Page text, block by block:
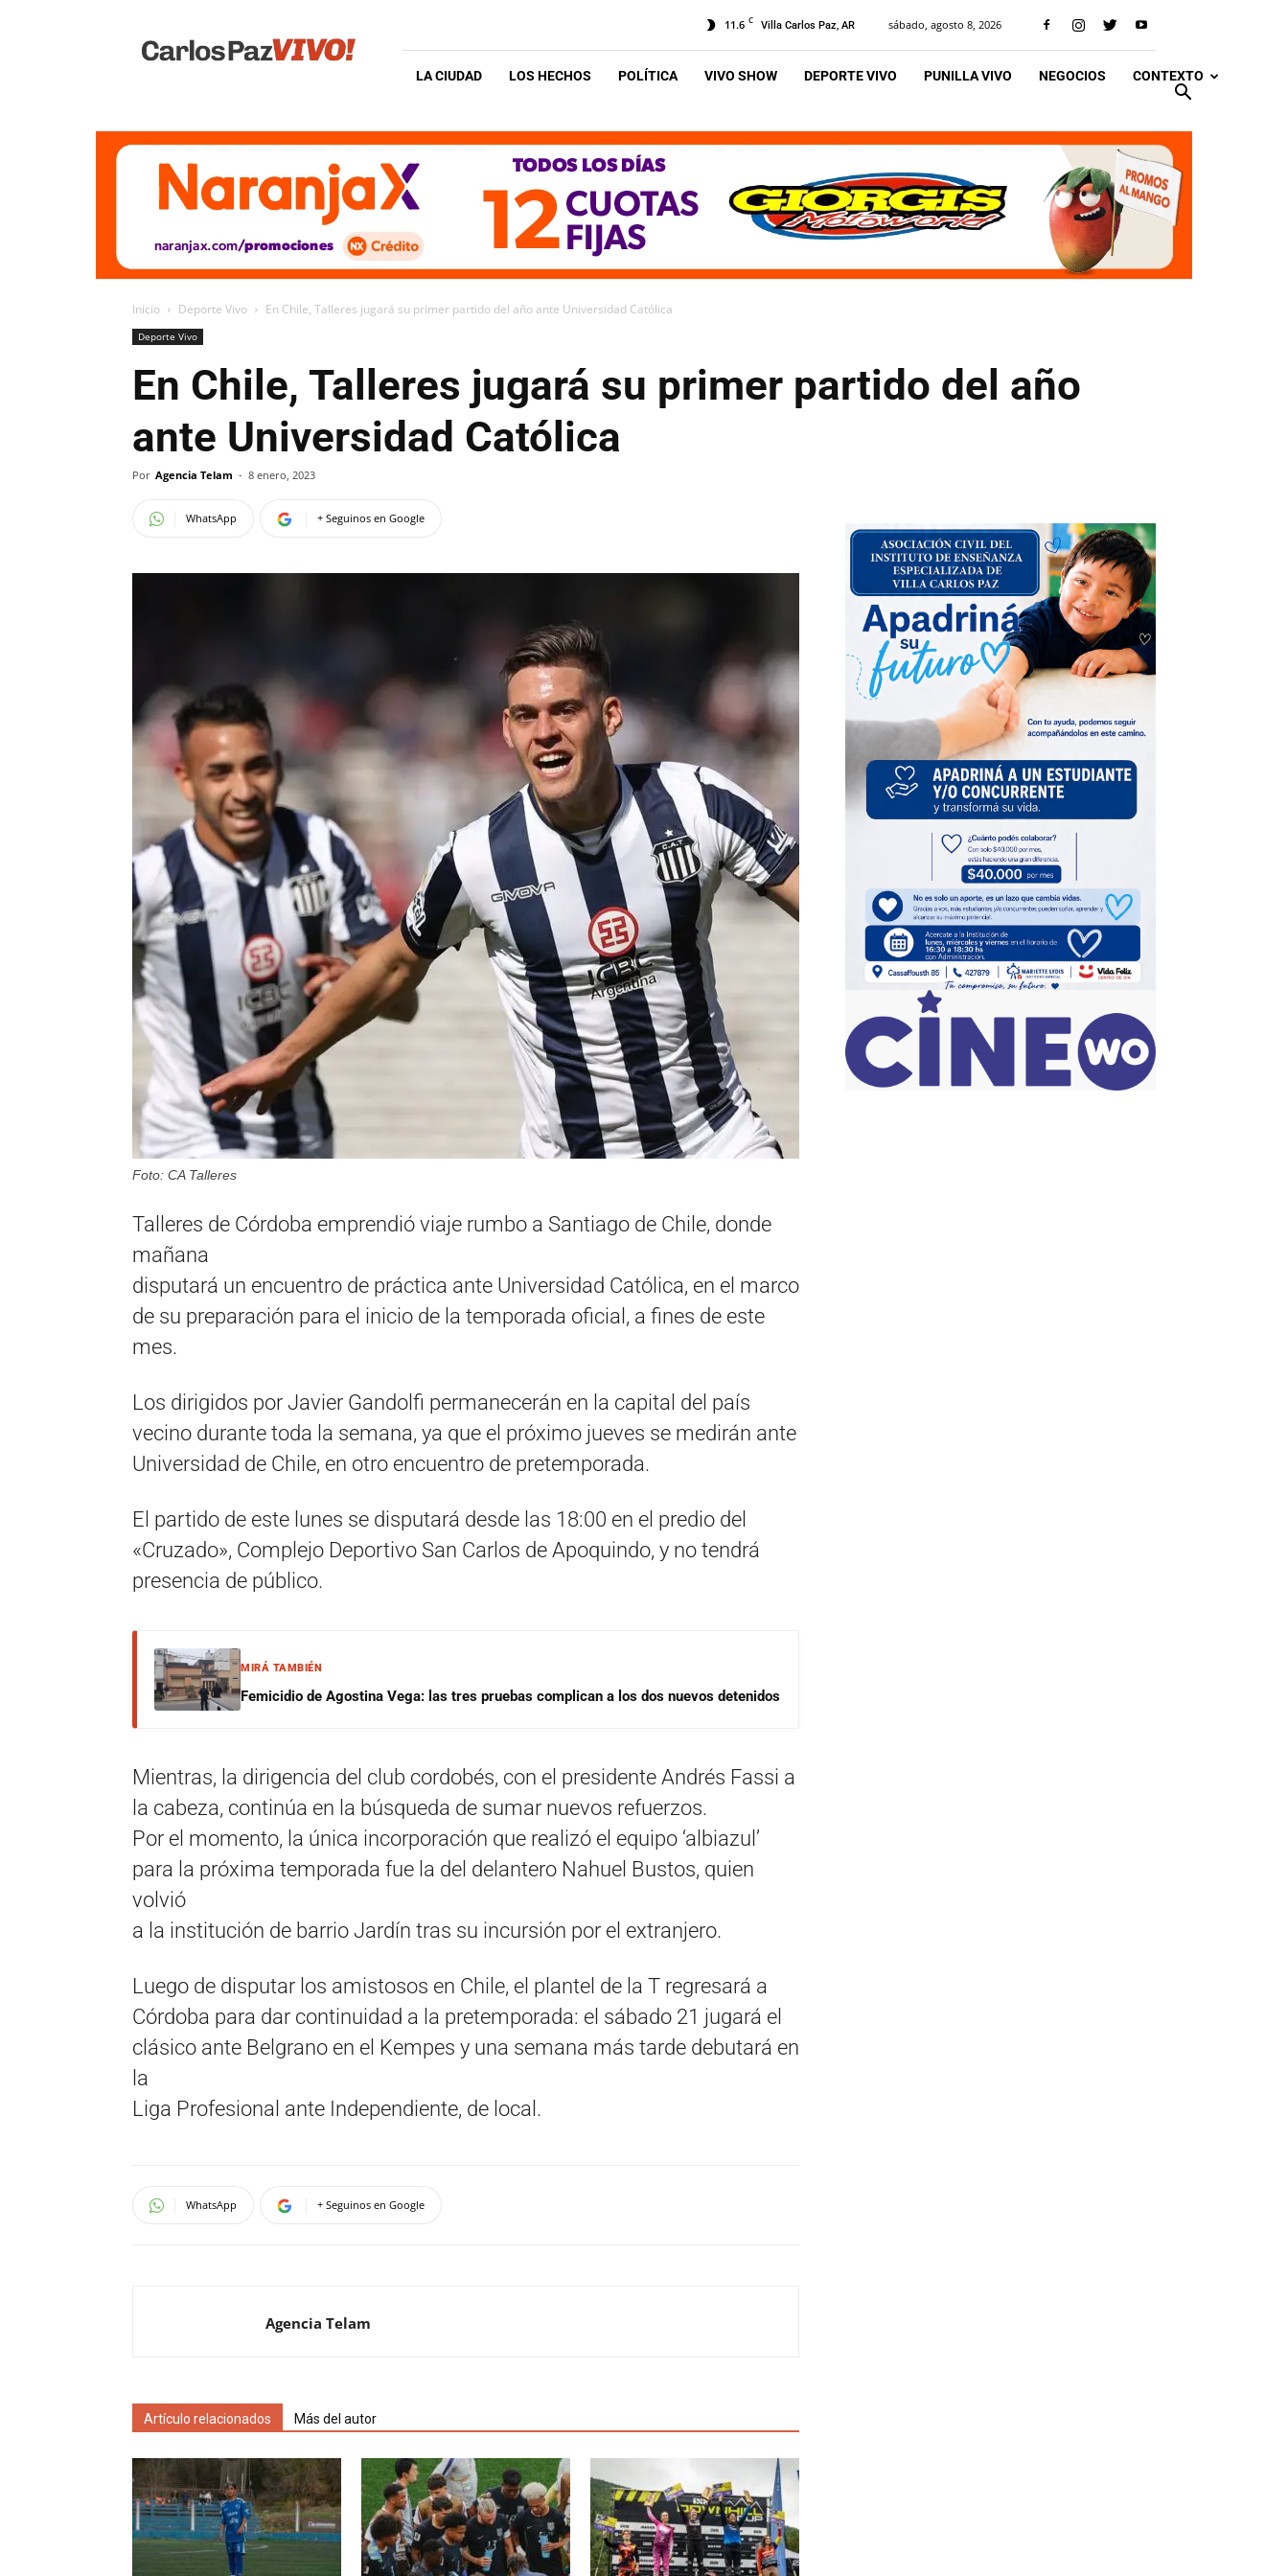
Vivo
11.6 C Villa Carlos Paz, AR sábado, agosto 8, 2026
LA CIUDAD LOS HECHOS POLÍTICA VIVO SHOW DEPORTE VIVO PUNILLA VIVO NEGOCIOS CONTEXTO
Inicio Deporte Vivo En Chile, Talleres jugará su primer partido del año ante Universidad Católica
Deporte Vivo
En Chile, Talleres jugará su primer partido del año
ante Universidad Católica
Por Agencia Telam - 8 enero, 2023
WhatsApp + Seguinos en Google
Foto: CA Talleres
Talleres de Córdoba emprendió viaje rumbo a Santiago de Chile, donde
mañana
disputará un encuentro de práctica ante Universidad Católica, en el marco
de su preparación para el inicio de la temporada oficial, a fines de este
mes.
Los dirigidos por Javier Gandolfi permanecerán en la capital del país
vecino durante toda la semana, ya que el próximo jueves se medirán ante
Universidad de Chile, en otro encuentro de pretemporada.
El partido de este lunes se disputará desde las 18:00 en el predio del
«Cruzado», Complejo Deportivo San Carlos de Apoquindo, y no tendrá
presencia de público.
MIRÁ TAMBIÉN
Femicidio de Agostina Vega: las tres pruebas complican a los dos nuevos detenidos
Mientras, la dirigencia del club cordobés, con el presidente Andrés Fassi a
la cabeza, continúa en la búsqueda de sumar nuevos refuerzos.
Por el momento, la única incorporación que realizó el equipo ‘albiazul’
para la próxima temporada fue la del delantero Nahuel Bustos, quien
volvió
a la institución de barrio Jardín tras su incursión por el extranjero.
Luego de disputar los amistosos en Chile, el plantel de la T regresará a
Córdoba para dar continuidad a la pretemporada: el sábado 21 jugará el
clásico ante Belgrano en el Kempes y una semana más tarde debutará en
la
Liga Profesional ante Independiente, de local.
WhatsApp + Seguinos en Google
Agencia Telam
Artículo relacionados Más del autor